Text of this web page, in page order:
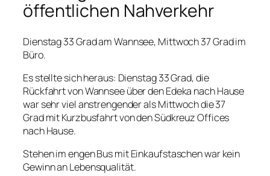
öffentlichen Nahverkehr
Dienstag 33 Grad am Wannsee, Mittwoch 37 Grad im
Büro.
Es stellte sich heraus: Dienstag 33 Grad, die
Rückfahrt von Wannsee über den Edeka nach Hause
war sehr viel anstrengender als Mittwoch die 37
Grad mit Kurzbusfahrt von den Südkreuz Offices
nach Hause.
Stehen im engen Bus mit Einkaufstaschen war kein
Gewinn an Lebensqualität.